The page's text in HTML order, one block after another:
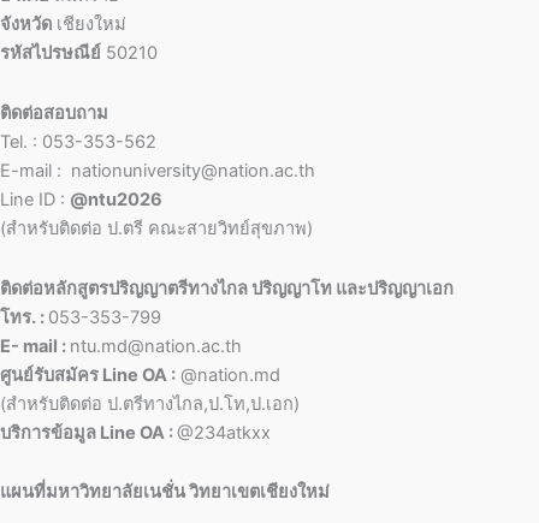
จังหวัด เชียงใหม่
รหัสไปรษณีย์ 50210
ติดต่อสอบถาม
Tel. : 053-353-562
E-mail : nationuniversity@nation.ac.th
Line ID : @ntu2026
(สำหรับติดต่อ ป.ตรี คณะสายวิทย์สุขภาพ)
ติดต่อหลักสูตรปริญญาตรีทางไกล ปริญญาโท และปริญญาเอก
โทร. : 053-353-799
E- mail : ntu.md@nation.ac.th
ศูนย์รับสมัคร Line OA : @nation.md
(สำหรับติดต่อ ป.ตรีทางไกล,ป.โท,ป.เอก)
บริการข้อมูล Line OA :@234atkxx
แผนที่มหาวิทยาลัยเนชั่น วิทยาเขตเชียงใหม่